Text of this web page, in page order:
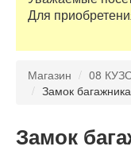
0 руб
Регистрация
Для
Магазин / 08
/ Замок багажника
Замок